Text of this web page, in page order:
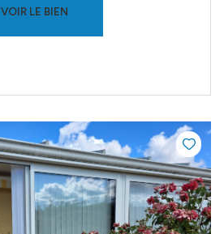
VOIR LE BIEN